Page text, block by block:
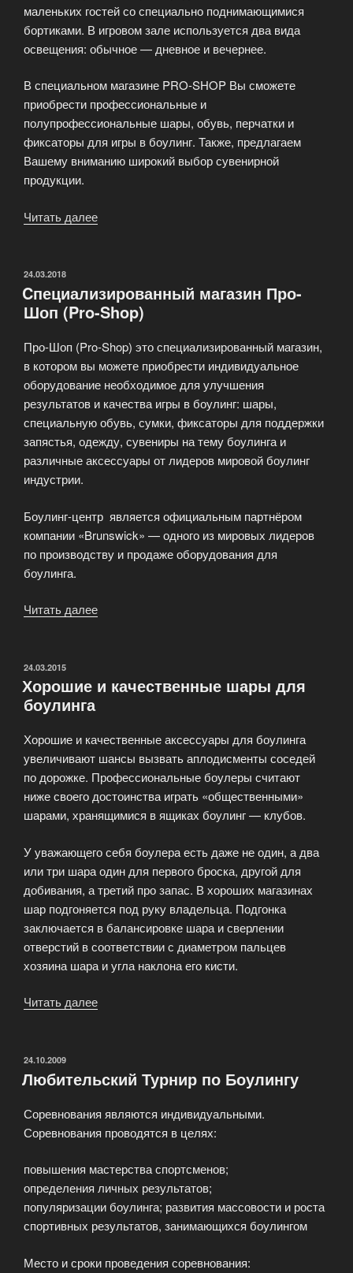
маленьких гостей со специально поднимающимися
бортиками. В игровом зале используется два вида
освещения: обычное — дневное и вечернее.
В специальном магазине PRO-SHOP Вы сможете
приобрести профессиональные и
полупрофессиональные шары, обувь, перчатки и
фиксаторы для игры в боулинг. Также, предлагаем
Вашему вниманию широкий выбор сувенирной
продукции.
Читать далее
ОПУБЛИКОВАНО
24.03.2018
Cпециализированный магазин Про-
Шоп (Pro-Shop)
Про-Шоп (Pro-Shop) это специализированный магазин,
в котором вы можете приобрести индивидуальное
оборудование необходимое для улучшения
результатов и качества игры в боулинг: шары,
специальную обувь, сумки, фиксаторы для поддержки
запястья, одежду, сувениры на тему боулинга и
различные аксессуары от лидеров мировой боулинг
индустрии.
Боулинг-центр является официальным партнёром
компании «Brunswick» — одного из мировых лидеров
по производству и продаже оборудования для
боулинга.
Читать далее
(Pro-
ОПУБЛИКОВАНО
24.03.2015
Хорошие и качественные шары для
боулинга
Хорошие и качественные аксессуары для боулинга
увеличивают шансы вызвать аплодисменты соседей
по дорожке. Профессиональные боулеры считают
ниже своего достоинства играть «общественными»
шарами, хранящимися в ящиках боулинг — клубов.
У уважающего себя боулера есть даже не один, а два
или три шара один для первого броска, другой для
добивания, а третий про запас. В хороших магазинах
шар подгоняется под руку владельца. Подгонка
заключается в балансировке шара и сверлении
отверстий в соответствии с диаметром пальцев
хозяина шара и угла наклона его кисти.
Читать далее
для
ОПУБЛИКОВАНО
24.10.2009
Любительский Турнир по Боулингу
Соревнования являются индивидуальными.
Соревнования проводятся в целях:
повышения мастерства спортсменов;
определения личных результатов;
популяризации боулинга; развития массовости и роста
спортивных результатов, занимающихся боулингом
Место и сроки проведения соревнования: